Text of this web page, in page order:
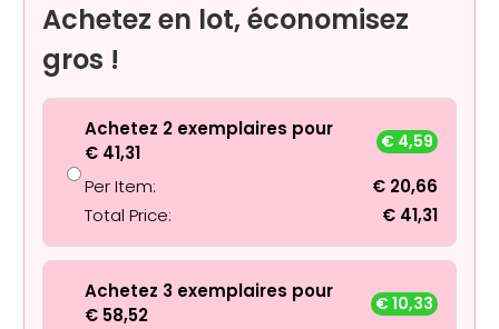
Achetez en lot, économisez
gros !
Achetez 2 exemplaires pour
€ 41,31
€ 4,59
Per Item: € 20,66
Total Price:
€ 41,31
Achetez 3 exemplaires pour
€ 58,52
€10,33